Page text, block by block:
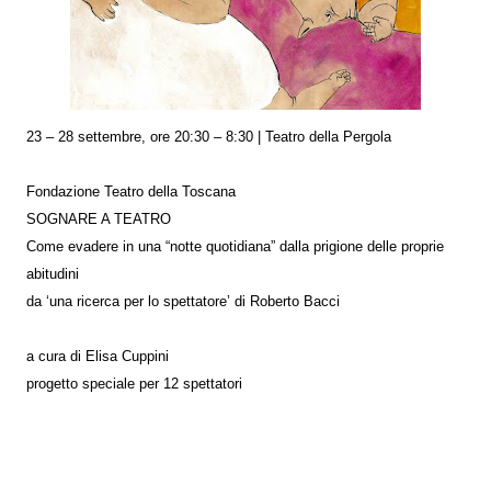
23 – 28 settembre, ore 20:30 – 8:30 | Teatro della Pergola
Fondazione Teatro della Toscana
SOGNARE A TEATRO
Come evadere in una “notte quotidiana” dalla prigione delle proprie
abitudini
da ‘una ricerca per lo spettatore’ di Roberto Bacci
a cura di Elisa Cuppini
progetto speciale per 12 spettatori